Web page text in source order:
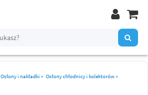
Osłony i nakładki » Osłony chłodnicy i kolektorów»